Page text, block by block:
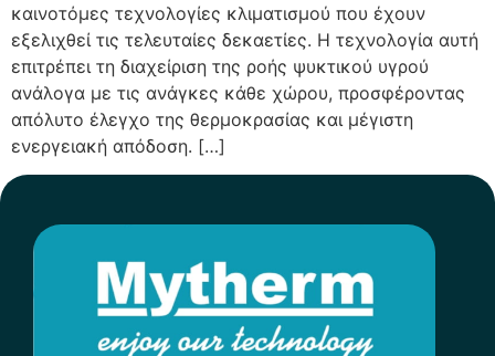
καινοτόμες τεχνολογίες κλιματισμού που έχουν
εξελιχθεί τις τελευταίες δεκαετίες. Η τεχνολογία αυτή
επιτρέπει τη διαχείριση της ροής ψυκτικού υγρού
ανάλογα με τις ανάγκες κάθε χώρου, προσφέροντας
απόλυτο έλεγχο της θερμοκρασίας και μέγιστη
ενεργειακή απόδοση. […]